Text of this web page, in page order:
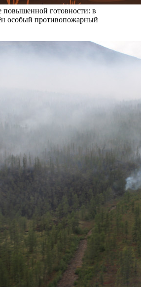
повышенной готовности: в
особый противопожарный